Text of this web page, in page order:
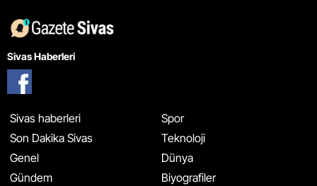
Sivas Haberleri
Sivas haberleri
Son Dakika Sivas
Genel
Gündem
Spor
Teknoloji
Dünya
Biyografiler